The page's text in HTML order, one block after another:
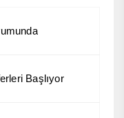
Başlıyor